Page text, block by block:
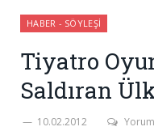
HABER - SÖYLEŞI
Tiyatro
Saldıran
10.02.2012